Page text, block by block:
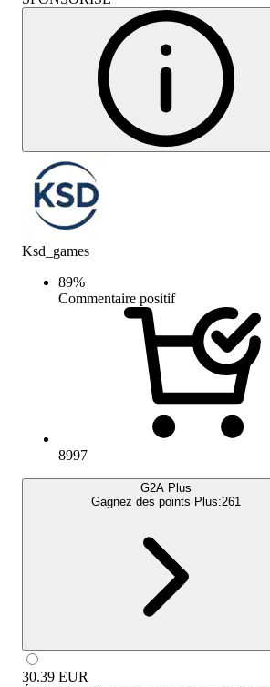
Ksd_games
89%
Commentaire positif
8997
G2A Plus
Gagnez des points Plus:261
30.39 EUR